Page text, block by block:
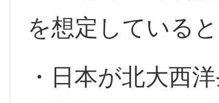
を想定している
・日本が北大西